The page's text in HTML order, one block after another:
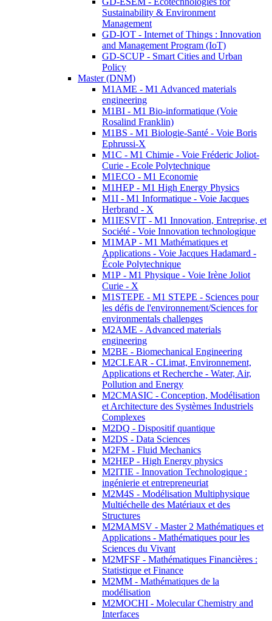
Sustainability & Environment
Management
GD-IOT - Internet of Things : Innovation
and Management Program (IoT)
GD-SCUP - Smart Cities and Urban
Policy
Master (DNM)
M1AME - M1 Advanced materials
engineering
M1BI - M1 Bio-informatique (Voie
Rosalind Franklin)
M1BS - M1 Biologie-Santé - Voie Boris
Ephrussi-X
M1C - M1 Chimie - Voie Fréderic Joliot-
Curie - Ecole Polytechnique
M1ECO - M1 Economie
M1HEP - M1 High Energy Physics
M1I - M1 Informatique - Voie Jacques
Herbrand - X
M1IESVIT - M1 Innovation, Entreprise, et
Société - Voie Innovation technologique
M1MAP - M1 Mathématiques et
Applications - Voie Jacques Hadamard -
École Polytechnique
M1P - M1 Physique - Voie Irène Joliot
Curie - X
M1STEPE - M1 STEPE - Sciences pour
les défis de l'environnement/Sciences for
environmentals challenges
M2AME - Advanced materials
engineering
M2BE - Biomechanical Engineering
M2CLEAR - CLimat, Environnement,
Applications et Recherche - Water, Air,
Pollution and Energy
M2CMASIC - Conception, Modélisation
et Architecture des Systèmes Industriels
Complexes
M2DQ - Dispositif quantique
M2DS - Data Sciences
M2FM - Fluid Mechanics
M2HEP - High Energy physics
M2ITIE - Innovation Technologique :
ingénierie et entrepreneuriat
M2M4S - Modélisation Multiphysique
Multiéchelle des Matériaux et des
Structures
M2MAMSV - Master 2 Mathématiques et
Applications - Mathématiques pour les
Sciences du Vivant
M2MFSF - Mathématiques Financières :
Statistique et Finance
M2MM - Mathématiques de la
modélisation
M2MOCHI - Molecular Chemistry and
Interfaces